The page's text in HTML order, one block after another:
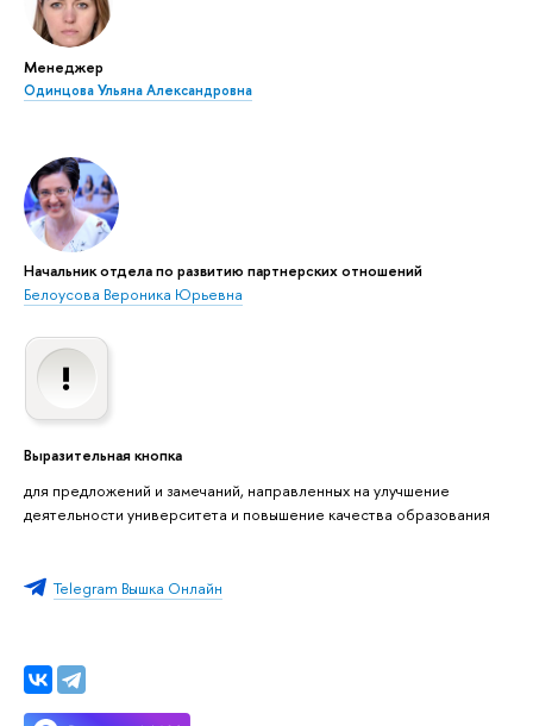
Менеджер
Одинцова Ульяна Александровна
Начальник отдела по развитию партнерских отношений
Белоусова Вероника Юрьевна
Выразительная кнопка
для предложений и замечаний, направленных на улучшение
деятельности университета и повышение качества образования
Telegram Вышка Онлайн